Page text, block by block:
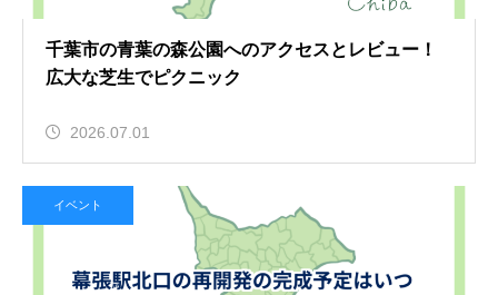
千葉市の青葉の森公園へのアクセスとレビュー！
広大な芝生でピクニック
2026.07.01
イベント